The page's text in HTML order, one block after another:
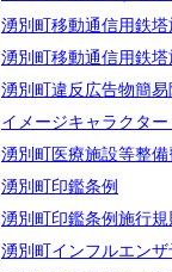
湧別町移動通信用鉄塔
湧別町移動通信用鉄
湧別町違反広告物簡
イメージキャラクタ
湧別町医療施設等整
湧別町印鑑条例
湧別町印鑑条例施行規
湧別町インフルエン